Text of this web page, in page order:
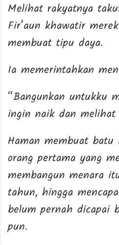
Melihat rakyatnya
Fir’aun khawatir
membuat tipu daya.
Ia memerintahkan
“Bangunkan untukku
ingin naik dan melihat
Haman membuat
orang pertama yang
membangun menara
tahun, hingga
belum pernah dicapai
pun.